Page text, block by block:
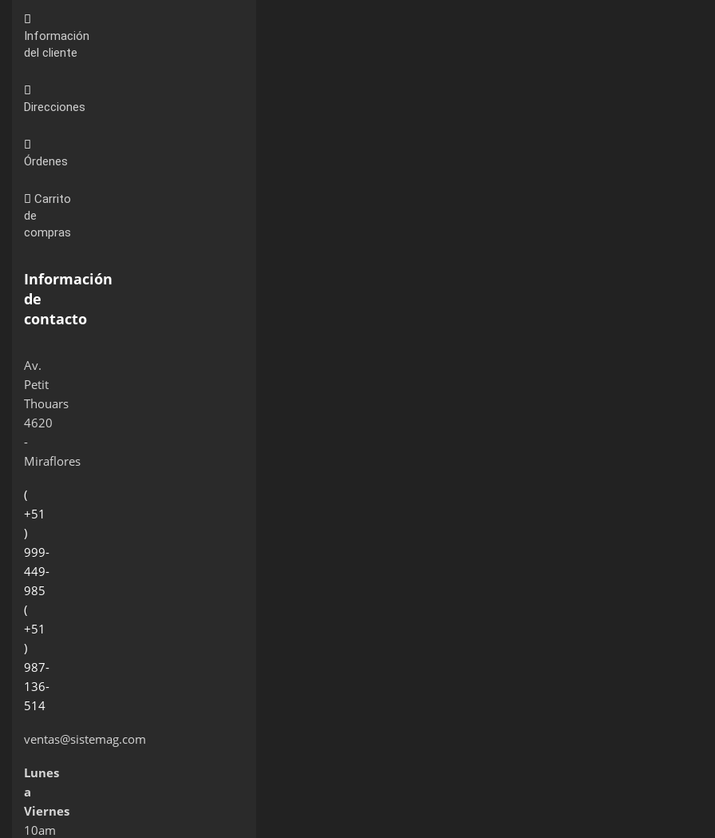
Información
del cliente
Direcciones
Órdenes
Carrito
de
compras
Información
de
contacto
Av.
Petit
Thouars
4620
-
Miraflores
(
+51
)
999-
449-
985
(
+51
)
987-
136-
514
ventas@sistemag.com
Lunes
a
Viernes
10am